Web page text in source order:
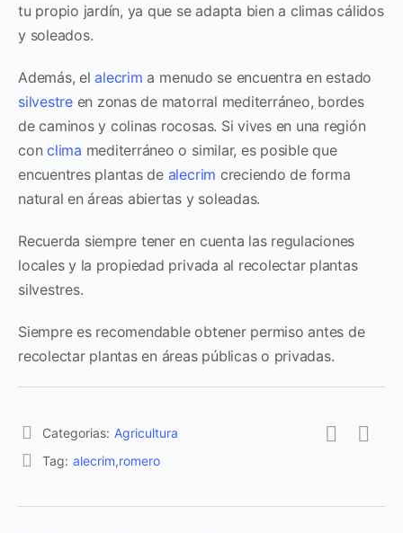
tu propio jardín, ya que se adapta bien a climas cálidos
y soleados.
Además, elalecrim a menudo se encuentra en estado
silvestreen zonas de matorral mediterráneo, bordes
de caminos y colinas rocosas. Si vives en una región
conclima mediterráneo o similar, es posible que
encuentres plantas de alecrim creciendo de forma
natural en áreas abiertas y soleadas.
Recuerda siempre tener en cuenta las regulaciones
locales y la propiedad privada al recolectar plantas
silvestres.
Siempre es recomendable obtener permiso antes de
recolectar plantas en áreas públicas o privadas.
Categorias: Agricultura
Tag: alecrim,romero